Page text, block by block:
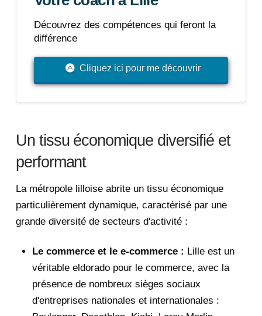
Découvrez des compétences qui feront la
différence
Cliquez ici pour me découvrir
Un tissu économique diversifié et
performant
La métropole lilloise abrite un tissu économique
particulièrement dynamique, caractérisé par une
grande diversité de secteurs d'activité :
Le commerce et le e-commerce : Lille est un
véritable eldorado pour le commerce, avec la
présence de nombreux sièges sociaux
d'entreprises nationales et internationales :